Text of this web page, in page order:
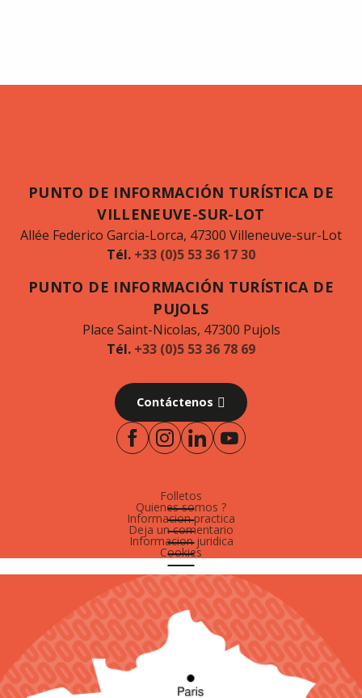
PUNTO DE INFORMACIÓN TURÍSTICA DE
VILLENEUVE-SUR-LOT
Allée Federico Garcia-Lorca, 47300 Villeneuve-sur-Lot
Tél. +33 (0)5 53 36 17 30
PUNTO DE INFORMACIÓN TURÍSTICA DE
PUJOLS
Place Saint-Nicolas, 47300 Pujols
Tél. +33 (0)5 53 36 78 69
Contáctenos
Folletos
Quienes somos ?
Informacion practica
Deja un comentario
Informacion juridica
Cookies